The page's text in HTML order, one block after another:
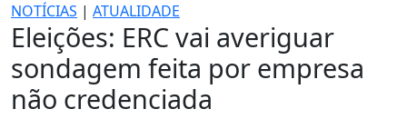
NOTÍCIAS | ATUALIDADE
Eleições: ERC vai averiguar
sondagem feita por empresa
não credenciada